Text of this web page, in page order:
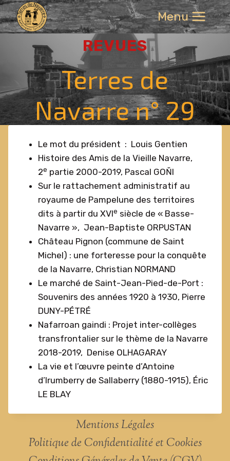
Aller
au
contenu
Menu
REVUES
Terres de
Navarre n° 29
Le mot du président : Louis Gentien
Histoire des Amis de la Vieille Navarre,
2e partie 2000-2019, Pascal GOŇI
Sur le rattachement administratif au
royaume de Pampelune des territoires
dits à partir du XVIe siècle de « Basse-
Navarre », Jean-Baptiste ORPUSTAN
Château Pignon (commune de Saint
Michel) : une forteresse pour la conquête
de la Navarre, Christian NORMAND
Le marché de Saint-Jean-Pied-de-Port :
Souvenirs des années 1920 à 1930, Pierre
DUNY-PÉTRÉ
Nafarroan gaindi : Projet inter-collèges
transfrontalier sur le thème de la Navarre
2018-2019, Denise OLHAGARAY
La vie et l’œuvre peinte d’Antoine
d’Irumberry de Sallaberry (1880-1915), Éric
LE BLAY
Mentions Légales
Politique de Confidentialité et Cookies